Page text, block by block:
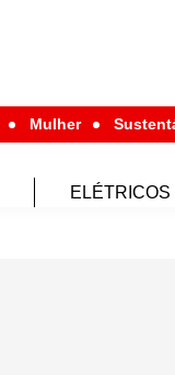
Mulher
ELÉTRICOS